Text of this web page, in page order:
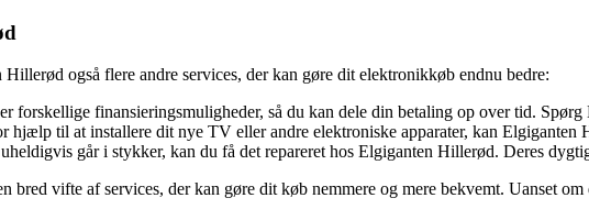
også flere andre services, der kan gøre dit elektronikkøb endnu bedre:
forskellige finansieringsmuligheder, så du kan dele din betaling op over tid. Spørg
hjælp til at installere dit nye TV eller andre elektroniske apparater, kan Elgiganten
går i stykker, kan du få det repareret hos Elgiganten Hillerød. Deres
vifte af services, der kan gøre dit køb nemmere og mere bekvemt. Uanset